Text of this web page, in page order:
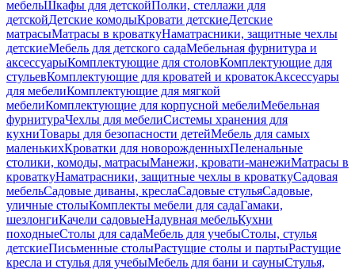
мебельШкафы для детскойПолки, стеллажи для
детскойДетские комодыКровати детскиеДетские
матрасыМатрасы в кроваткуНаматрасники, защитные чехлы
детскиеМебель для детского садаМебельная фурнитура и
аксессуарыКомплектующие для столовКомплектующие для
стульевКомплектующие для кроватей и кроватокАксессуары
для мебелиКомплектующие для мягкой
мебелиКомплектующие для корпусной мебелиМебельная
фурнитураЧехлы для мебелиСистемы хранения для
кухниТовары для безопасности детейМебель для самых
маленькихКроватки для новорожденныхПеленальные
столики, комоды, матрасыМанежи, кровати-манежиМатрасы в
кроваткуНаматрасники, защитные чехлы в кроваткуСадовая
мебельСадовые диваны, креслаСадовые стульяСадовые,
уличные столыКомплекты мебели для садаГамаки,
шезлонгиКачели садовыеНадувная мебельКухни
походныеСтолы для садаМебель для учебыСтолы, стулья
детскиеПисьменные столыРастущие столы и партыРастущие
кресла и стулья для учебыМебель для бани и сауныСтулья,